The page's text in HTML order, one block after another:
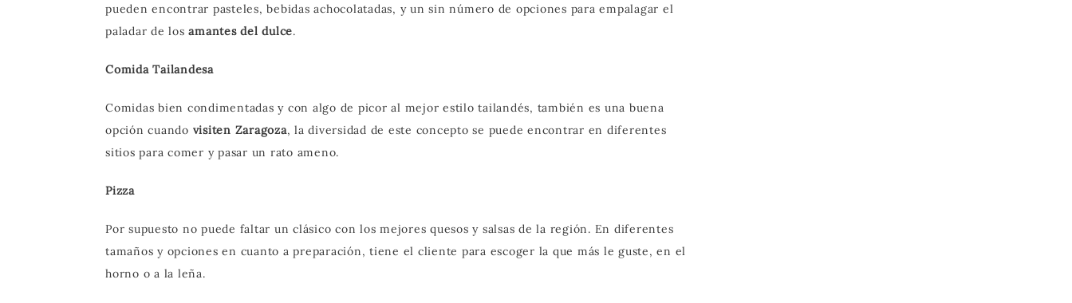
pueden encontrar pasteles, bebidas achocolatadas, y un sin número de opciones para empalagar el
paladar de losamantes del dulce.
Comida Tailandesa
Comidas bien condimentadas y con algo de picor al mejor estilo tailandés, también es una buena
opción cuando visiten Zaragoza, la diversidad de este concepto se puede encontrar en diferentes
sitios para comer y pasar un rato ameno.
Pizza
Por supuesto no puede faltar un clásico con los mejores quesos y salsas de la región. En diferentes
tamaños y opciones en cuanto a preparación, tiene el cliente para escoger la que más le guste, en el
horno o a la leña.